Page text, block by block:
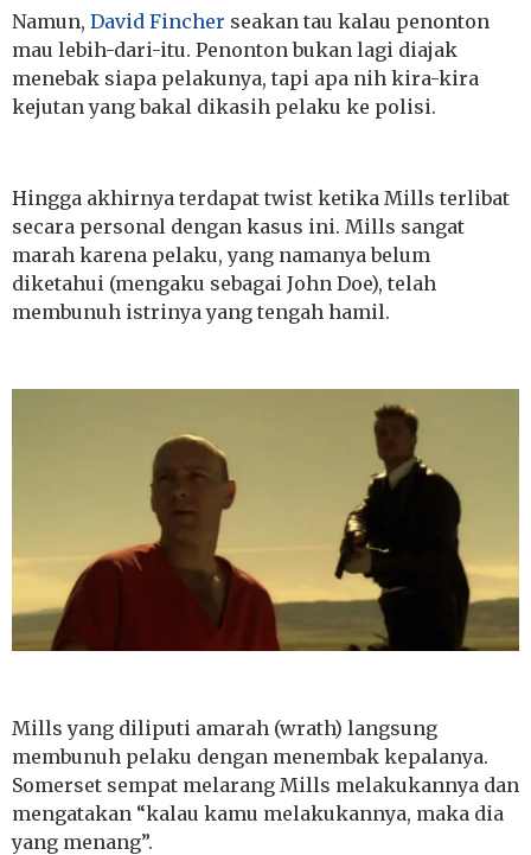
Namun, David Fincher seakan tau kalau penonton
mau lebih-dari-itu. Penonton bukan lagi diajak
menebak siapa pelakunya, tapi apa nih kira-kira
kejutan yang bakal dikasih pelaku ke polisi.
Hingga akhirnya terdapat twist ketika Mills terlibat
secara personal dengan kasus ini. Mills sangat
marah karena pelaku, yang namanya belum
diketahui (mengaku sebagai John Doe), telah
membunuh istrinya yang tengah hamil.
Mills yang diliputi amarah (wrath) langsung
membunuh pelaku dengan menembak kepalanya.
Somerset sempat melarang Mills melakukannya dan
mengatakan “kalau kamu melakukannya, maka dia
yang menang”.